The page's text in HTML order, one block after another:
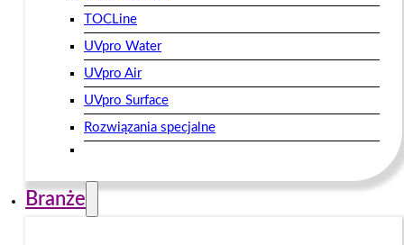
TOCLine
UVpro Water
UVpro Air
UVpro Surface
Rozwiązania specjalne
Branże